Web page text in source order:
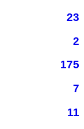
23
2
175
7
11